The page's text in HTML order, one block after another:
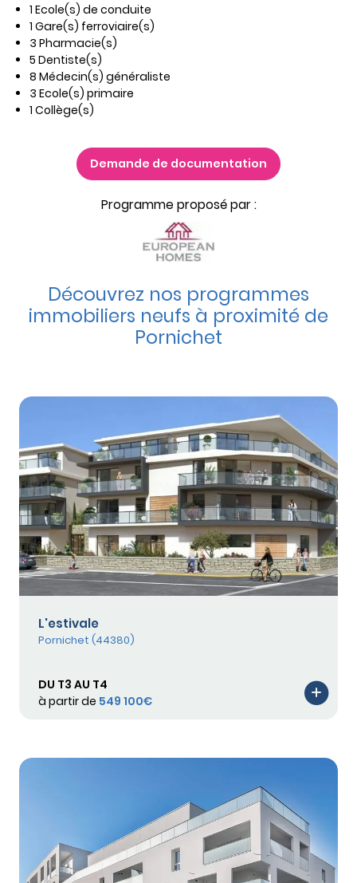
1 Ecole(s) de conduite
1 Gare(s) ferroviaire(s)
3 Pharmacie(s)
5 Dentiste(s)
8 Médecin(s) généraliste
3 Ecole(s) primaire
1 Collège(s)
Demande de documentation
Programme proposé par :
Découvrez nos programmes
immobiliers neufs à proximité de
Pornichet
L'estivale
Pornichet (44380)
DU T3 AU T4
à partir de 549 100€